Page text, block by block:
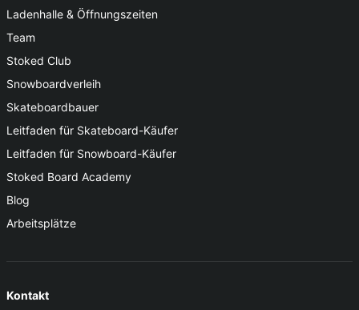
Ladenhalle & Öffnungszeiten
Team
Stoked Club
Snowboardverleih
Skateboardbauer
Leitfaden für Skateboard-Käufer
Leitfaden für Snowboard-Käufer
Stoked Board Academy
Blog
Arbeitsplätze
Kontakt